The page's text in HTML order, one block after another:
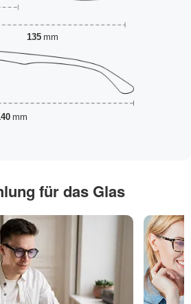
135 mm
mm
für das Glas